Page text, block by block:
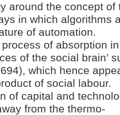
around the concept of
in which algorithms
of automation.
of absorption
of the social brain’
which hence
of social labour.
of capital and
from the thermo-